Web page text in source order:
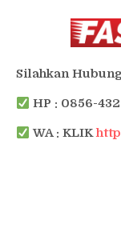
Silahkan
HP : 0856-
WA : KLIK